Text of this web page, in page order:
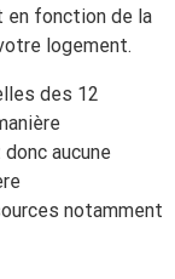
en fonction de la
logement.
des 12
aucune
notamment